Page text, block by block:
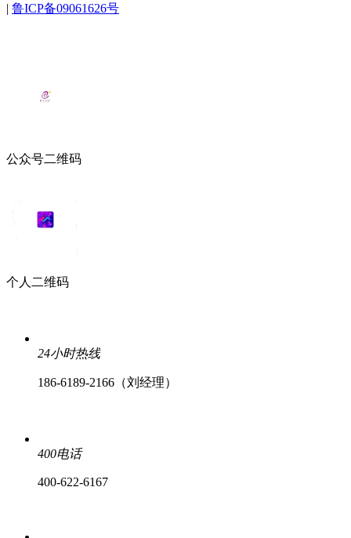
| 鲁ICP备09061626号
公众号二维码
个人二维码
24小时热线
186-6189-2166（刘经理）
400电话
400-622-6167